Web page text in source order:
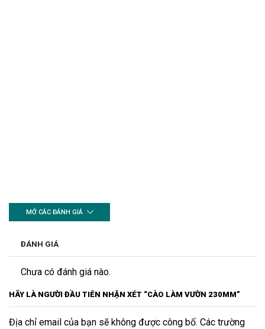
MỞ CÁC ĐÁNH GIÁ
ĐÁNH GIÁ
Chưa có đánh giá nào.
HÃY LÀ NGƯỜI ĐẦU TIÊN NHẬN XÉT “CÀO LÀM VƯỜN 230MM”
Địa chỉ email của bạn sẽ không được công bố. Các trường